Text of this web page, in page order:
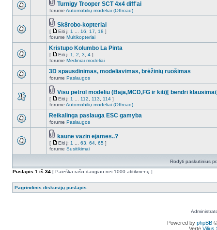
Turnigy Trooper SCT 4x4 diff'ai
forume Automobilių modeliai (Offroad)
Sk8robo-kopteriai
[ Eiti į: 1 16 17 18 ]
forume Multikopteriai
Kristupo Kolumbo La Pinta
[ Eiti į: 1 2 3 4 ]
forume Mediniai modeliai
3D spausdinimas, modeliavimas, brėžinių ruošimas
forume Paslaugos
Visu petrol modeliu (Baja,MCD,FG ir kiti)[ bendri
[ Eiti į: 1 112 113 114 ]
forume Automobilių modeliai (Offroad)
Reikalinga paslauga ESC gamyba
forume Paslaugos
kaune vazin ejames..?
[ Eiti į: 1 63 64 65 ]
forume Susitikimai
Rodyti paskutinius
Puslapis 1 iš 34 [ Paieška rašo daugiau nei 1000 atitikmenų ]
Pagrindinis diskusijų puslapis
Powered by phpBB
Vertė Vilius